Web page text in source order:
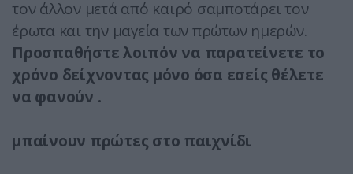
τον άλλον μετά από καιρό σαμποτάρει τον
έρωτα και την μαγεία των πρώτων ημερών.
Προσπαθήστε λοιπόν να παρατείνετε το
χρόνο δείχνοντας μόνο όσα εσείς θέλετε
να φανούν .
μπαίνουν πρώτες στο παιχνίδι